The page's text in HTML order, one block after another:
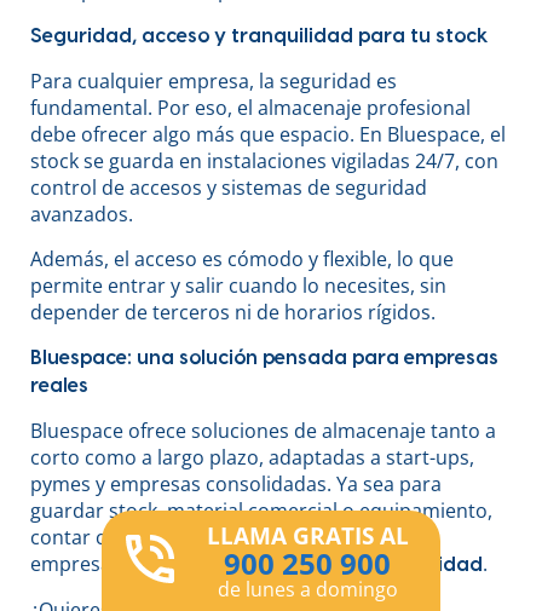
LLAMA GRATIS AL
900 250 900
de lunes a domingo
Seguridad, acceso y tranquilidad para tu stock
Para cualquier empresa, la seguridad es
fundamental. Por eso, el almacenaje profesional
debe ofrecer algo más que espacio. En Bluespace, el
stock se guarda en instalaciones vigiladas 24/7, con
control de accesos y sistemas de seguridad
avanzados.
Además, el acceso es cómodo y flexible, lo que
permite entrar y salir cuando lo necesites, sin
depender de terceros ni de horarios rígidos.
Bluespace: una solución pensada para empresas
reales
Bluespace ofrece soluciones de almacenaje tanto a
corto como a largo plazo, adaptadas a start-ups,
pymes y empresas consolidadas. Ya sea para
guardar stock, material comercial o equipamiento,
contar con un espacio externo permite a tu
empresa
ganar orden, eficiencia y tranquilidad .